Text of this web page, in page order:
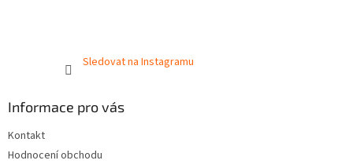
Sledovat na Instagramu
Informace pro vás
Kontakt
Hodnocení obchodu